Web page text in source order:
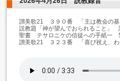
讃美歌21 ３９０番 「主は教会の
説教題「神が望んでおられるこ
聖書 テサロニケの信徒への手紙一
讃美歌21 ３２３番 「喜び祝え、